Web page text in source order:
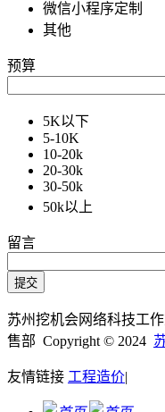
微信小程序定制
其他
预算
5K以下
5-10K
10-20k
20-30k
30-50k
50k以上
留言
苏州挖机会网络科技工
售部 Copyright © 2024
友情链接 工程造价|